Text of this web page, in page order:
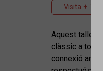
Visita + Taller
Aquest taller
clàssic a tot
connexió amb